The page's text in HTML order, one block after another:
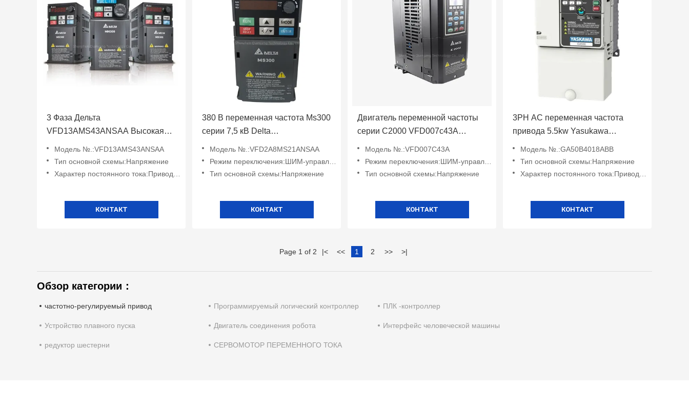
3 Фаза Дельта
VFD13AMS43ANSAA Высокая
Энергосбережение
Модель №.:VFD13AMS43ANSAA
Тип основной схемы:Напряжение
Характер постоянного тока:Привод переменной частоты тока
КОНТАКТ
380 В переменная частота Ms300
серии 7,5 кВ Delta
Модель №.:VFD2A8MS21ANSAA
Режим переключения:ШИМ-управление
Тип основной схемы:Напряжение
КОНТАКТ
Двигатель переменной частоты
серии C2000 VFD007c43A
Модель №.:VFD007C43A
Режим переключения:ШИМ-управление
Тип основной схемы:Напряжение
КОНТАКТ
3PH AC переменная частота
привода 5.5kw Yasukawa
промышленности
Модель №.:GA50B4018ABB
Тип основной схемы:Напряжение
Характер постоянного тока:Привод переменной частоты тока
КОНТАКТ
Page 1 of 2 |< << 1 2 >> >|
Обзор категории：
частотно-регулируемый привод Программируемый логический контроллер ПЛК -контроллер
Устройство плавного пуска Двигатель соединения робота Интерфейс человеческой машины
редуктор шестерни СЕРВОМОТОР ПЕРЕМЕННОГО ТОКА